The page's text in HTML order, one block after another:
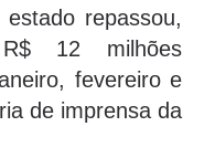
repassou,
12 milhões
fevereiro e
de imprensa da